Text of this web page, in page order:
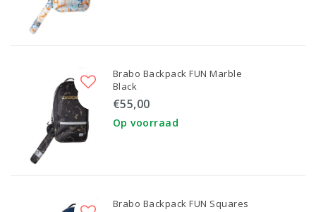
Brabo Backpack FUN Marble
Black
€55,00
Op voorraad
Brabo Backpack FUN Squares